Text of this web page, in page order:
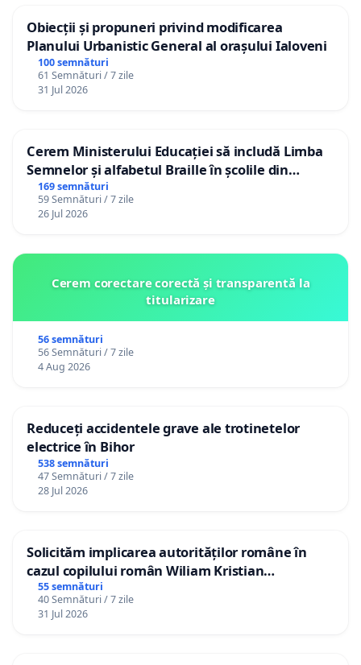
Obiecții și propuneri privind modificarea
Planului Urbanistic General al orașului Ialoveni
100 semnături
61 Semnături / 7 zile
31 Jul 2026
Cerem Ministerului Educației să includă Limba
Semnelor și alfabetul Braille în școlile din
Republica Moldova!
169 semnături
59 Semnături / 7 zile
26 Jul 2026
Cerem corectare corectă și transparentă la
titularizare
56 semnături
56 Semnături / 7 zile
4 Aug 2026
Reduceți accidentele grave ale trotinetelor
electrice în Bihor
538 semnături
47 Semnături / 7 zile
28 Jul 2026
Solicităm implicarea autorităților române în
cazul copilului român Wiliam Kristian
Gheorghe, aflat în plasament în Danemarca de
12 ani
55 semnături
40 Semnături / 7 zile
31 Jul 2026